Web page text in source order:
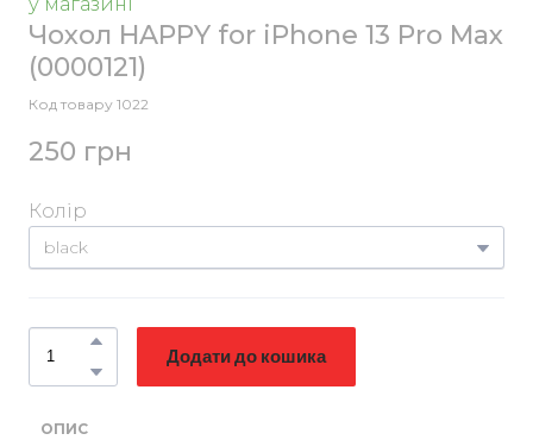
Чохол HAPPY for iPhone 13 Pro Max
(0000121)
Код товару 1022
250 грн
Колір
Додати до кошика
ОПИС